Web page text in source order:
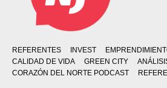
REFERENTES INVEST
CALIDAD DE VIDA
GREEN CITY
CORAZÓN DEL NORTE PODCAST